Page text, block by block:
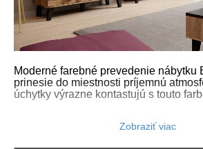
Moderné farebné prevedenie nábytku
prinesie do miestnosti príjemnú
úchytky výrazne kontastujú s touto